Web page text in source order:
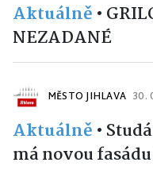
Aktuálně •
NEZADANÉ
MĚSTO JIHLAVA 30.
Aktuálně •
má novou